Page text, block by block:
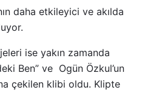
daha etkileyici ve akılda
ise yakın zamanda
Ben” ve Ogün Özkul’un
çekilen klibi oldu. Klipte